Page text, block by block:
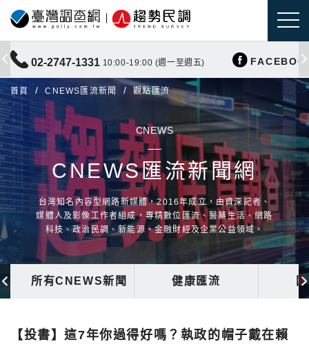
02-2747-1331 10:00-19:00 (週一至週五)
首頁 CNEWS匯流新聞 觀點匯流
CNEWS
CNEWS匯流新聞網
台灣知名內容型網路新媒體，2016年成立，由資深記者、
媒體人及影像工作者組成，專精數位匯流、醫藥生活、網路
科技、政治民調、新能源、金融財經及企業公益領域。
所有CNEWS新聞 健康匯流
【投書】這7年你過得好嗎？執政的帽子戴在賴